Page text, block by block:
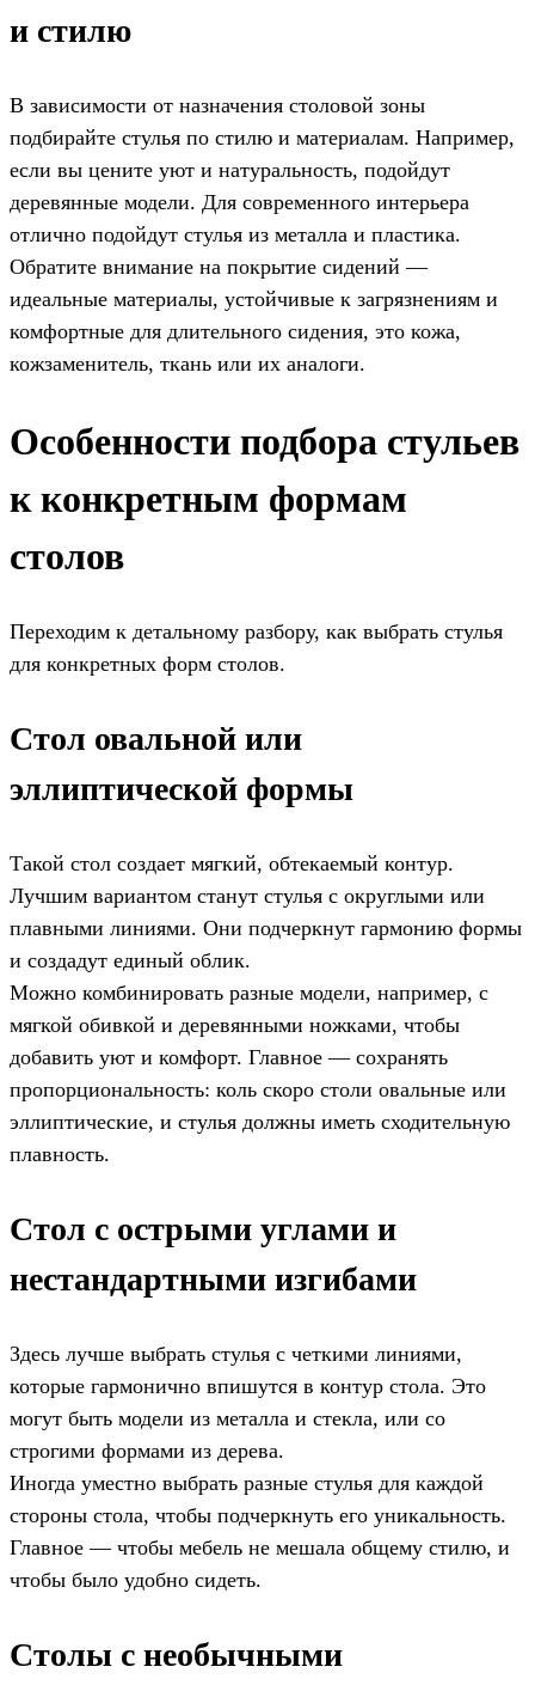
и стилю
В зависимости от назначения столовой зоны
подбирайте стулья по стилю и материалам. Например,
если вы цените уют и натуральность, подойдут
деревянные модели. Для современного интерьера
отлично подойдут стулья из металла и пластика.
Обратите внимание на покрытие сидений —
идеальные материалы, устойчивые к загрязнениям и
комфортные для длительного сидения, это кожа,
кожзаменитель, ткань или их аналоги.
Особенности подбора стульев
к конкретным формам
столов
Переходим к детальному разбору, как выбрать стулья
для конкретных форм столов.
Стол овальной или
эллиптической формы
Такой стол создает мягкий, обтекаемый контур.
Лучшим вариантом станут стулья с округлыми или
плавными линиями. Они подчеркнут гармонию формы
и создадут единый облик.
Можно комбинировать разные модели, например, с
мягкой обивкой и деревянными ножками, чтобы
добавить уют и комфорт. Главное — сохранять
пропорциональность: коль скоро столи овальные или
эллиптические, и стулья должны иметь сходительную
плавность.
Стол с острыми углами и
нестандартными изгибами
Здесь лучше выбрать стулья с четкими линиями,
которые гармонично впишутся в контур стола. Это
могут быть модели из металла и стекла, или со
строгими формами из дерева.
Иногда уместно выбрать разные стулья для каждой
стороны стола, чтобы подчеркнуть его уникальность.
Главное — чтобы мебель не мешала общему стилю, и
чтобы было удобно сидеть.
Столы с необычными